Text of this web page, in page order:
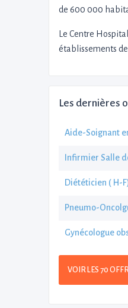
de 600 000
Le Centre
établissements
Les dernières
Aide-Soignant
Infirmier Salle
Diététicien ( H-
Pneumo-
Gynécologue
VOIR LES 70